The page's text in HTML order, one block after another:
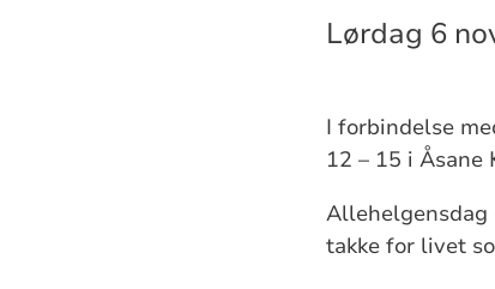
Lørdag 6
I forbindelse
12 – 15 i Åsane
Allehelgensdag
takke for livet